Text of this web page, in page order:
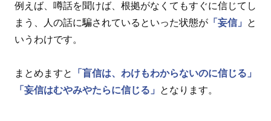
例えば、噂話を聞けば、根拠がなくてもすぐに信じてし
まう、人の話に騙されているといった状態が 「妄信」
と
いうわけです。
まとめますと
「盲信は、わけもわからないのに信じる」
「妄信はむやみやたらに信じる」
となります。